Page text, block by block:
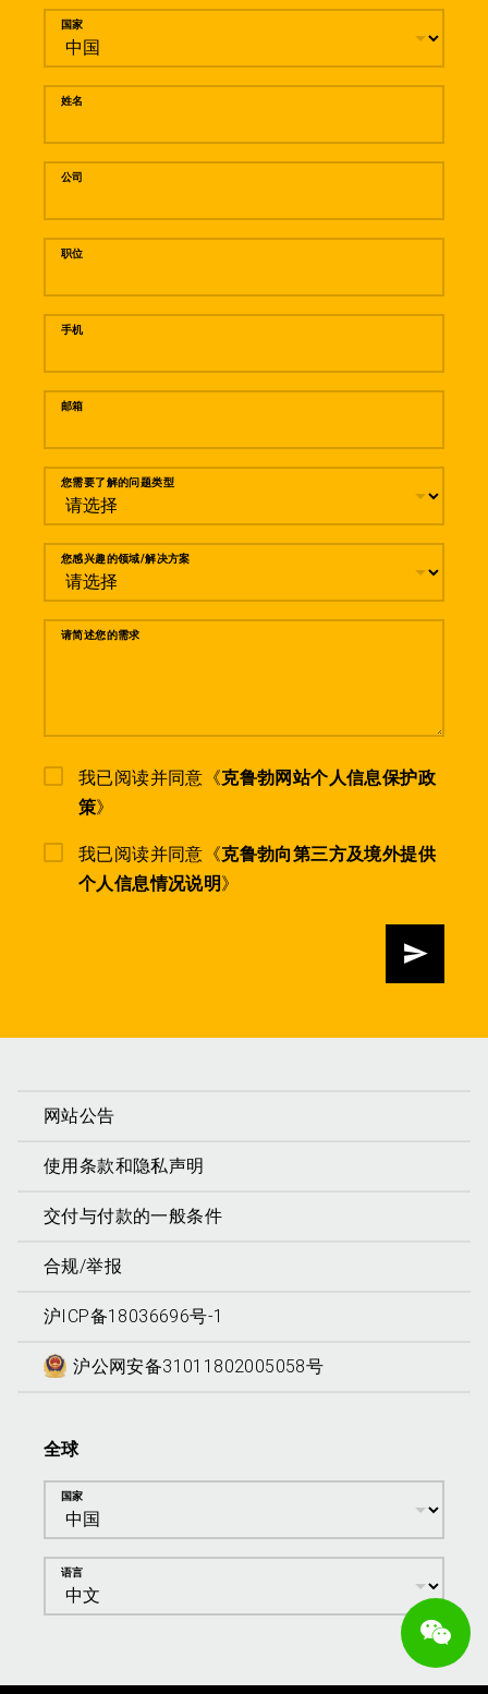
留言
国家
姓名
公司
职位
手机
邮箱
您需要了解的问题类型
您感兴趣的领域/解决方案
请简述您的需求
我已阅读并同意《克鲁勃网站个人信息保护政
策》
我已阅读并同意《克鲁勃向第三方及境外提供
个人信息情况说明》
发送
网站公告
使用条款和隐私声明
交付与付款的一般条件
合规/举报
沪ICP备18036696号-1
沪公网安备31011802005058号
全球
国家
语言